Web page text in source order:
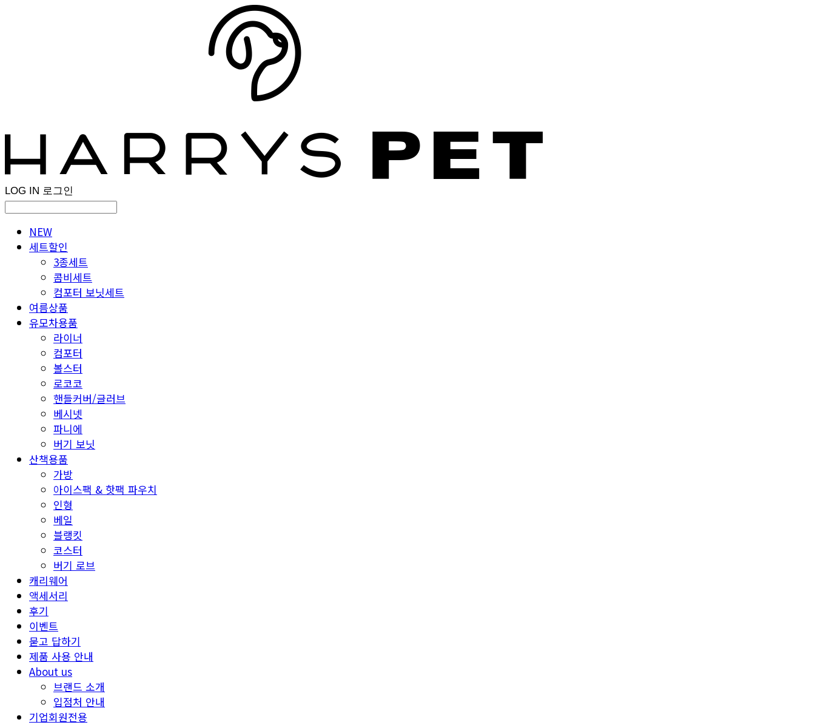
LOG IN 로그인
NEW
세트할인
3종세트
콤비세트
컴포터 보닛세트
여름상품
유모차용품
라이너
컴포터
볼스터
로코코
핸들커버/글러브
베시넷
파니에
버기 보닛
산책용품
가방
아이스팩 & 핫팩 파우치
인형
베일
블랭킷
코스터
버기 로브
캐리웨어
액세서리
후기
이벤트
묻고 답하기
제품 사용 안내
About us
브랜드 소개
입점처 안내
기업회원전용